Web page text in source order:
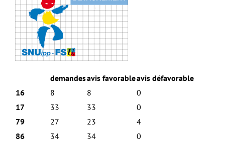
demandesavis favorableavis défavorable
16
8 8
0
17
33 33
0
79
27 23
4
86
34 34
0